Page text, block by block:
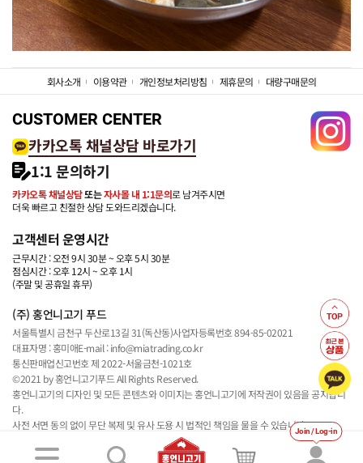
Join / Log-in
회사소개 이용약관 개인정보처리방침 제휴문의 대량구매문의
CUSTOMER CENTER
카카오톡 채널상담 바로가기
1:1 문의하기
카카오톡 채널상담또는자사몰 내 1:1문의로 남겨주시면
더욱 빠르고 친절한 상담 도와드리겠습니다.
고객센터 운영시간
근무시간 : 오전 9시 30분 ~ 오후 5시 30분
점심시간 : 오후 12시 ~ 오후 1시
(주말 및 공휴일 휴무)
(주) 홍언니고기 푸드
서울특별시 금천구 두산로13길 31(독산동)사업자등록번호 894-85-02021
대표자명 : 홍미애E-mail : info@miatrading.co.kr
통신판매업신고번호 제 2022-서울금천-1021호
©2021 by 홍언니고기푸드 All Rights Reserved.
홍언니고기의 디자인 및 모든 콘텐츠와 이미지는 홍언니고기에 저작권이 있음을 공지합니
다.
사전 서면 동의 없이 무단 복제 및 유사 도용 시 법적인 책임을 물을 수 있습니다.